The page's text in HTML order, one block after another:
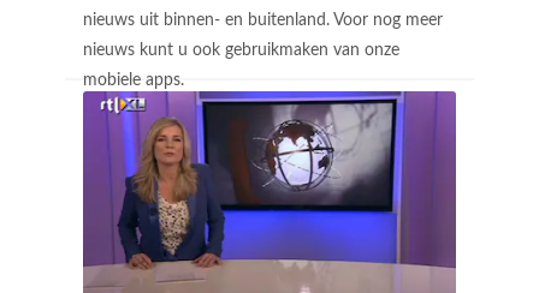
nieuws uit binnen- en buitenland. Voor nog meer
nieuws kunt u ook gebruikmaken van onze
mobiele apps.